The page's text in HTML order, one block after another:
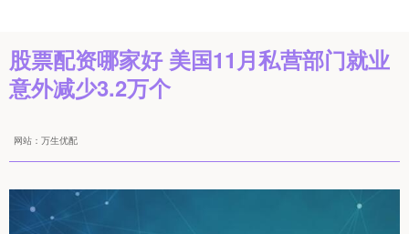
股票配资哪家好 美国11月私营部门就业
意外减少3.2万个
网站：万生优配